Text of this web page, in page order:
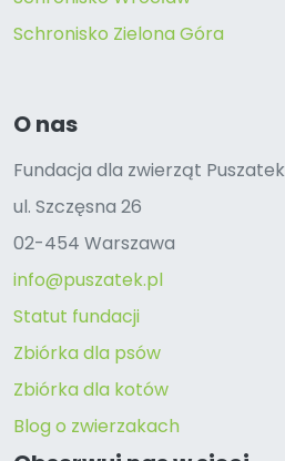
Schronisko Zielona Góra
O nas
Fundacja dla zwierząt Puszatek
ul. Szczęsna 26
02-454 Warszawa
info@puszatek.pl
Statut fundacji
Zbiórka dla psów
Zbiórka dla kotów
Blog o zwierzakach